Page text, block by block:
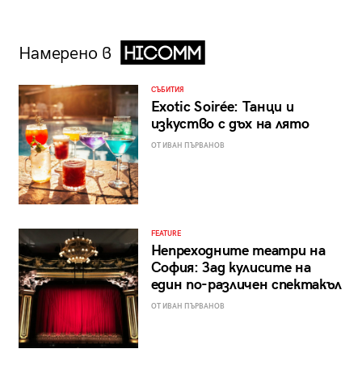
Намерено в
СЪБИТИЯ
Exotic Soirée: Танци и
изкуство с дъх на лято
ОТ ИВАН ПЪРВАНОВ
FEATURE
Непреходните театри на
София: Зад кулисите на
един по-различен спектакъл
ОТ ИВАН ПЪРВАНОВ